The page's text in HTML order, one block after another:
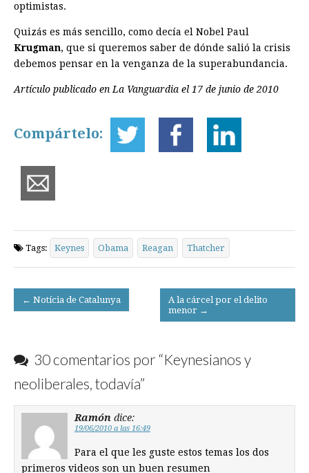
optimistas.
Quizás es más sencillo, como decía el Nobel Paul
Krugman, que si queremos saber de dónde salió la crisis
debemos pensar en la venganza de la superabundancia.
Artículo publicado en La Vanguardia el 17 de junio de 2010
Compártelo:
Tags: Keynes Obama Reagan Thatcher
Post
navigation
← Notícia de Catalunya
A la cárcel por el delito
menor →
30 comentarios por “Keynesianos y
neoliberales, todavía”
Ramón dice:
19/06/2010 a las 16:49
Para el que les guste estos temas los dos
primeros videos son un buen resumen